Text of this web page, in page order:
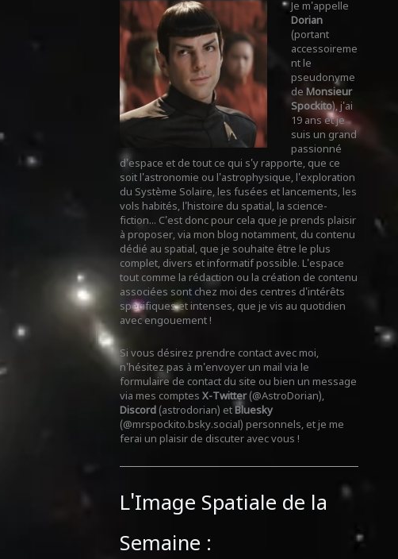
Je m'appelle
Dorian
(portant
accessoireme
nt le
pseudonyme
de Monsieur
Spockito), j'ai
19 ans et je
suis un grand
passionné
d'espace et de tout ce qui s'y rapporte, que ce
soit l'astronomie ou l'astrophysique, l'exploration
du Système Solaire, les fusées et lancements, les
vols habités, l'histoire du spatial, la science-
fiction... C'est donc pour cela que je prends plaisir
à proposer, via mon blog notamment, du contenu
dédié au spatial, que je souhaite être le plus
complet, divers et informatif possible. L'espace
tout comme la rédaction ou la création de contenu
associées sont chez moi des centres d'intérêts
spécifiques et intenses, que je vis au quotidien
avec engouement !
Si vous désirez prendre contact avec moi,
n'hésitez pas à m'envoyer un mail via le
formulaire de contact du site ou bien un message
via mes comptes X-Twitter(@AstroDorian),
Discord(astrodorian) etBluesky
(@mrspockito.bsky.social) personnels, et je me
ferai un plaisir de discuter avec vous !
L'Image Spatiale de la
Semaine :